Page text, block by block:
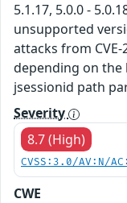
5.1.17, 5.0.0 -
unsupported
attacks from CVE-
depending on
jsessionid path
Severity
8.7 (High)
CVSS:3.0/AV:N/
CWE